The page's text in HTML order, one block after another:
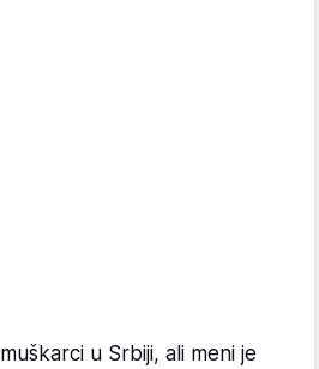
u Srbiji, ali meni je